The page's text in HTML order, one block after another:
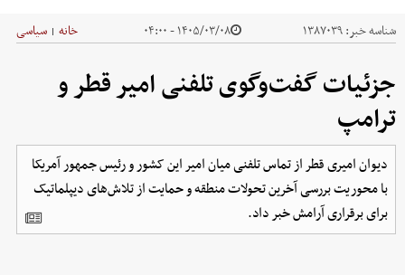
شناسه خبر:۱۳۸۷۰۳۹ ۱۴۰۵/۰۳/۰۸ - ۰۴:۰۰ خانه | سیاسی
جزئیات گفت‌وگوی تلفنی امیر قطر و
ترامپ
دیوان امیری قطر از تماس تلفنی میان امیر این کشور و رئیس جمهور آمریکا
با محوریت بررسی آخرین تحولات منطقه و حمایت از تلاش‌های دیپلماتیک
برای برقراری آرامش خبر داد.